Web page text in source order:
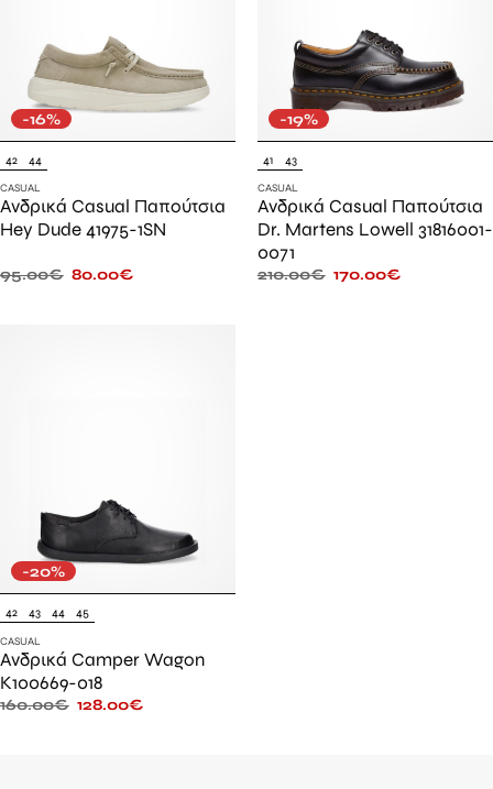
-16%
42 44
CASUAL
Ανδρικά Casual Παπούτσια
Hey Dude 41975-1SN
95.00€ 80.00€
-19%
41 43
CASUAL
Ανδρικά Casual Παπούτσια
Dr. Martens Lowell 31816001-
0071
210.00€ 170.00€
-20%
42 43 44 45
CASUAL
Ανδρικά Camper Wagon
K100669-018
160.00€ 128.00€